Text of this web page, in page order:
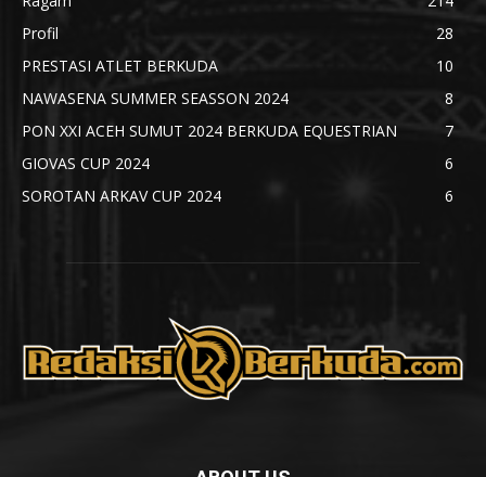
Profil
28
PRESTASI ATLET BERKUDA
10
NAWASENA SUMMER SEASSON 2024
8
PON XXI ACEH SUMUT 2024 BERKUDA EQUESTRIAN
7
GIOVAS CUP 2024
6
SOROTAN ARKAV CUP 2024
6